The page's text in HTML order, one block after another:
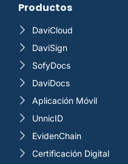
Productos
DaviCloud
DaviSign
SofyDocs
DaviDocs
Aplicación Móvil
UnnicID
EvidenChain
Certificación Digital